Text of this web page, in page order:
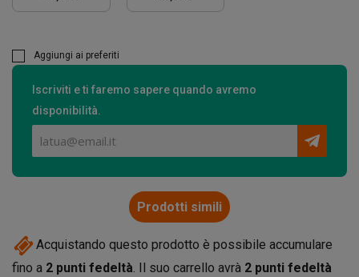
Aggiungi ai preferiti
Iscriviti e ti faremo sapere quando avremo
disponibilità.
Prodotti simili
Acquistando questo prodotto è possibile accumulare
fino a 2 punti fedeltà. Il suo carrello avrà 2 punti fedeltà